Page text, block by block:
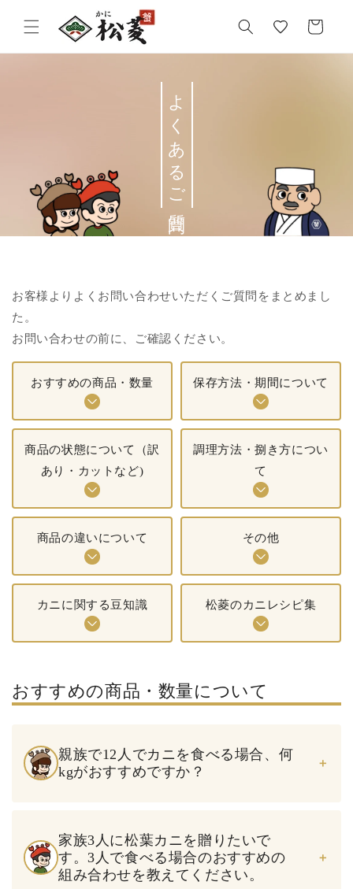
に
ー
よくあるご質問
お客様よりよくお問い合わせいただくご質問をまとめまし
た。
お問い合わせの前に、ご確認ください。
おすすめの商品・数量 保存方法・期間について
商品の状態について（訳
あり・カットなど)
調理方法・捌き方につい
て
商品の違いについて その他
カニに関する豆知識 松菱のカニレシピ集
おすすめの商品・数量について
親族で12人でカニを食べる場合、何
kgがおすすめですか？
家族3人に松葉カニを贈りたいで
す。3人で食べる場合のおすすめの
組み合わせを教えてください。